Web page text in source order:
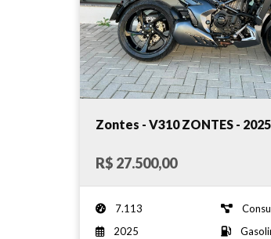
Zontes - V310 ZONTES - 2025
R$ 27.500,00
7.113
2025